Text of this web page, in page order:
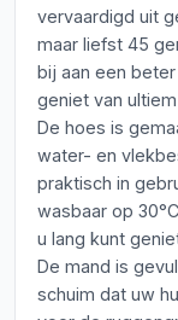
vervaardigd uit
maar liefst 45
bij aan een
geniet van
De hoes is
water- en
praktisch in
wasbaar op
u lang kunt
De mand is
schuim dat uw